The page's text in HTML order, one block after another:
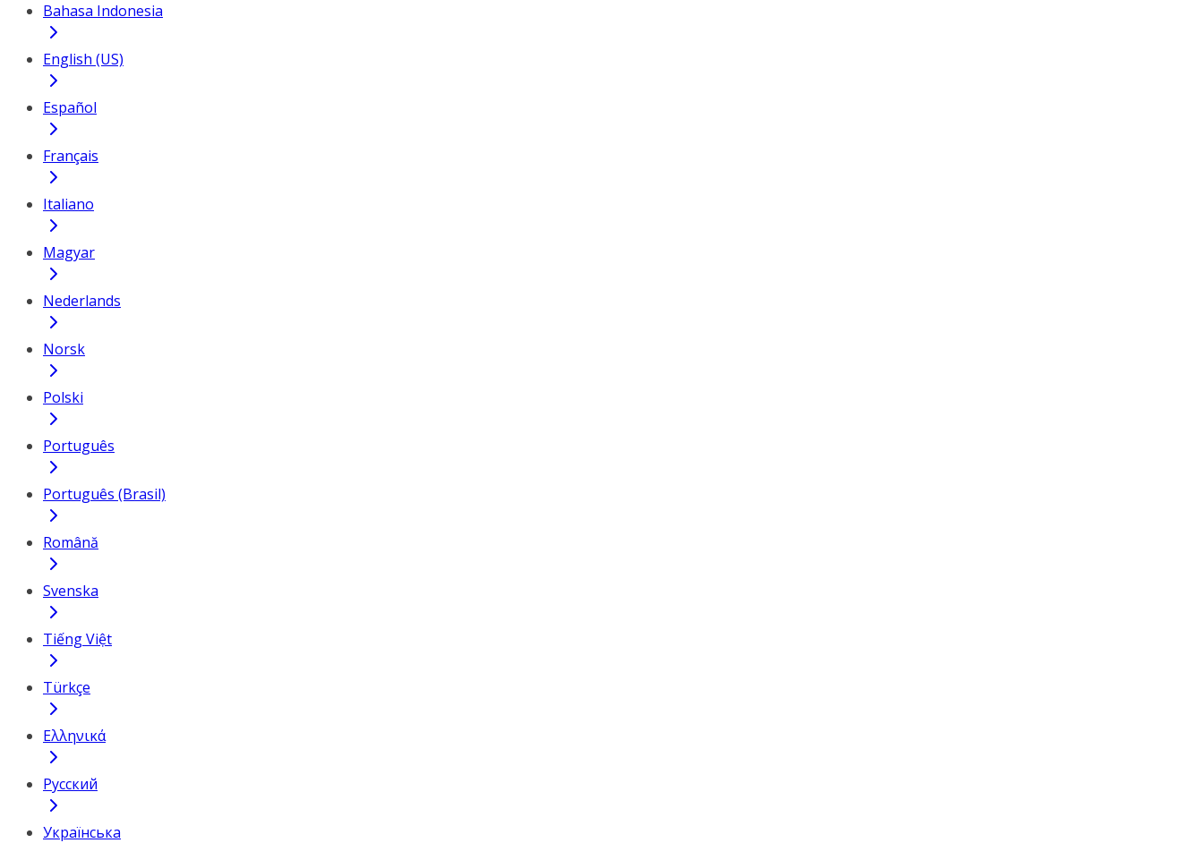
Bahasa Indonesia
English (US)
Español
Français
Italiano
Magyar
Nederlands
Norsk
Polski
Português
Português (Brasil)
Română
Svenska
Tiếng Việt
Türkçe
Ελληνικά
Русский
Українська